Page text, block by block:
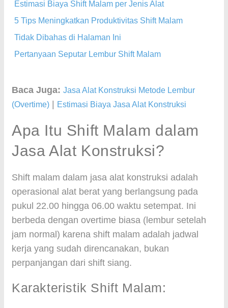
Estimasi Biaya Shift Malam per Jenis Alat
5 Tips Meningkatkan Produktivitas Shift Malam
Tidak Dibahas di Halaman Ini
Pertanyaan Seputar Lembur Shift Malam
Baca Juga: Jasa Alat Konstruksi Metode Lembur
(Overtime)
Estimasi Biaya Jasa Alat Konstruksi
Apa Itu Shift Malam dalam
Jasa Alat Konstruksi?
Shift malam dalam jasa alat konstruksi adalah
operasional alat berat yang berlangsung pada
pukul 22.00 hingga 06.00 waktu setempat. Ini
berbeda dengan overtime biasa (lembur setelah
jam normal) karena shift malam adalah jadwal
kerja yang sudah direncanakan, bukan
perpanjangan dari shift siang.
Karakteristik Shift Malam: